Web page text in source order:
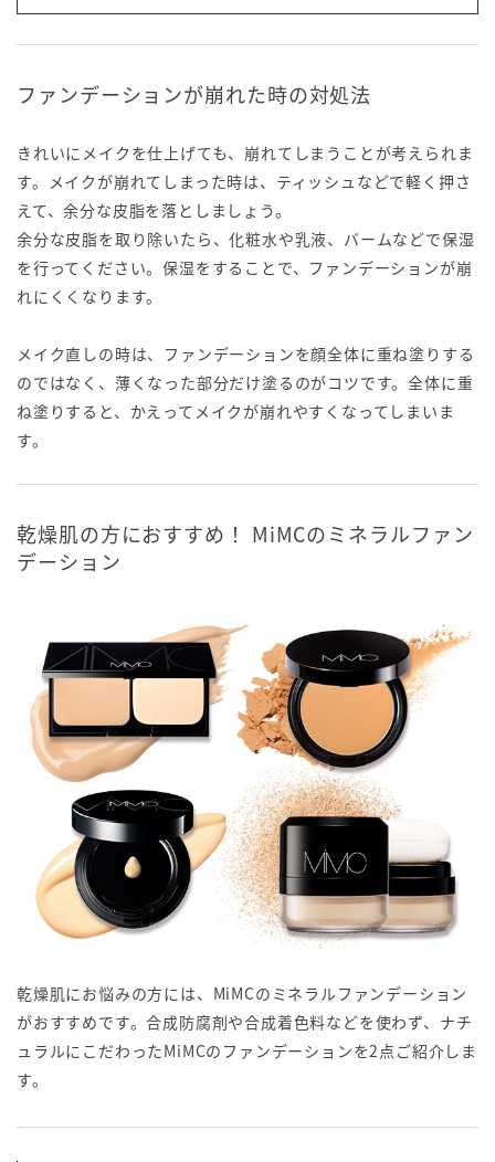
ファンデーションが崩れた時の対処法
きれいにメイクを仕上げても、崩れてしまうことが考えられま
す。メイクが崩れてしまった時は、ティッシュなどで軽く押さ
えて、余分な皮脂を落としましょう。
余分な皮脂を取り除いたら、化粧水や乳液、バームなどで保湿
を行ってください。保湿をすることで、ファンデーションが崩
れにくくなります。
メイク直しの時は、ファンデーションを顔全体に重ね塗りする
のではなく、薄くなった部分だけ塗るのがコツです。全体に重
ね塗りすると、かえってメイクが崩れやすくなってしまいま
す。
乾燥肌の方におすすめ！ MiMCのミネラルファン
デーション
乾燥肌にお悩みの方には、MiMCのミネラルファンデーション
がおすすめです。合成防腐剤や合成着色料などを使わず、ナチ
ュラルにこだわったMiMCのファンデーションを2点ご紹介しま
す。